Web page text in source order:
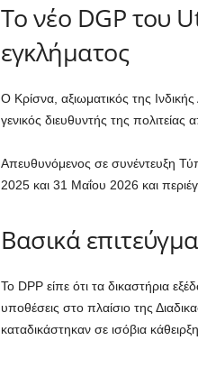
Το νέο DGP του
εγκλήματος
Ο Κρίσνα, αξιωματικός της
γενικός διευθυντής της
Απευθυνόμενος σε συνέντευξη
2025 και 31 Μαΐου 2026 και
Βασικά
Το DPP είπε ότι τα δικαστήρια
υποθέσεις στο πλαίσιο της
καταδικάστηκαν σε ισόβια κάθειρξη.